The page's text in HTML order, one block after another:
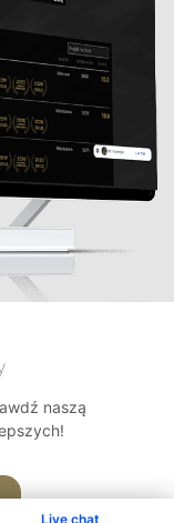
Live chat
naszą